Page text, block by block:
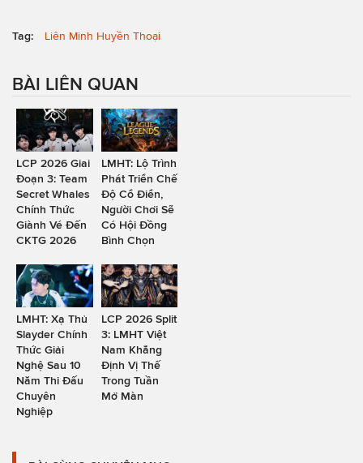
Tag: Liên Minh Huyền Thoại
BÀI LIÊN QUAN
LCP 2026 Giai
Đoạn 3: Team
Secret Whales
Chính Thức
Giành Vé Đến
CKTG 2026
LMHT: Lộ Trình
Phát Triển Chế
Độ Cổ Điển,
Người Chơi Sẽ
Có Hội Đồng
Bình Chọn
LMHT: Xạ Thủ
Slayder Chính
Thức Giải
Nghệ Sau 10
Năm Thi Đấu
Chuyên
Nghiệp
LCP 2026 Split
3: LMHT Việt
Nam Khẳng
Định Vị Thế
Trong Tuần
Mở Màn